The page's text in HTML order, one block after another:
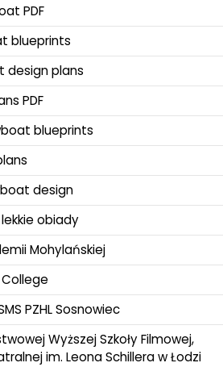
PDF
blueprints
design plans
PDF
blueprints
design
obiady
Mohylańskiej
PZHL Sosnowiec
Wyższej Szkoły Filmowej,
im. Leona Schillera w Łodzi